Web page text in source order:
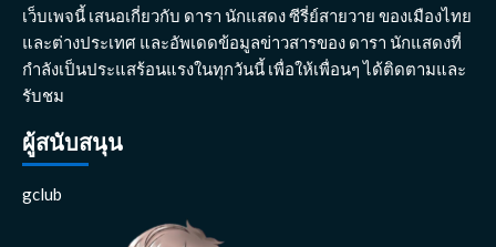
เว็บเพจนี้ เสนอเกี่ยวกับ ดารา นักแสดง ซีรี่ย์สายวาย ของเมืองไทย
และต่างประเทศ และอัพเดดข้อมูลข่าวสารของ ดารา นักแสดงที่
กำลังเป็นประแสร้อนแรงในทุกวันนี้ เพื่อให้เพื่อนๆ ได้ติดตามและ
รับชม
ผู้สนับสนุน
gclub